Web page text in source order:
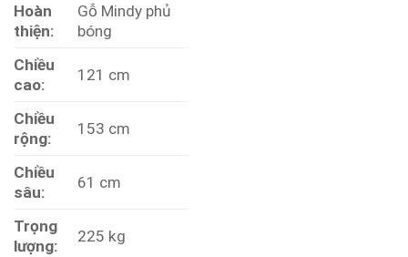
Hoàn
thiện:
Gỗ Mindy phủ
bóng
Chiều
cao:
121 cm
Chiều
rộng:
153 cm
Chiều
sâu:
61 cm
Trọng
lượng:
225 kg